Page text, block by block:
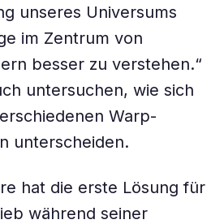
unseres Universums
im Zentrum von
besser zu verstehen.“
untersuchen, wie sich
Warp-
unterscheiden.
hat die erste Lösung für
während seiner